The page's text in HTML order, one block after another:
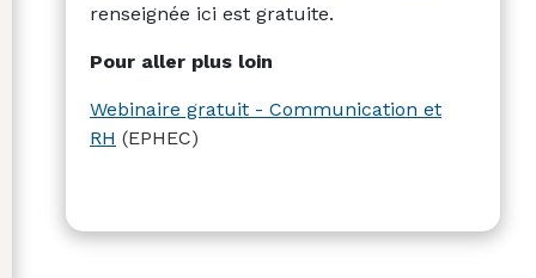
renseignée ici est gratuite.
Pour aller plus loin
Webinaire gratuit - Communication et
RH (EPHEC)